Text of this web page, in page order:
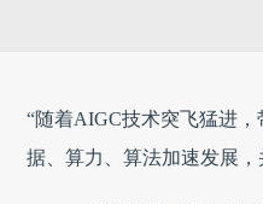
“随着AIGC技术突飞猛进
据、算力、算法加速发展